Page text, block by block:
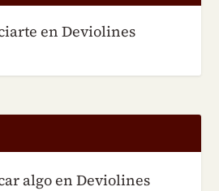
en Deviolines
algo en Deviolines